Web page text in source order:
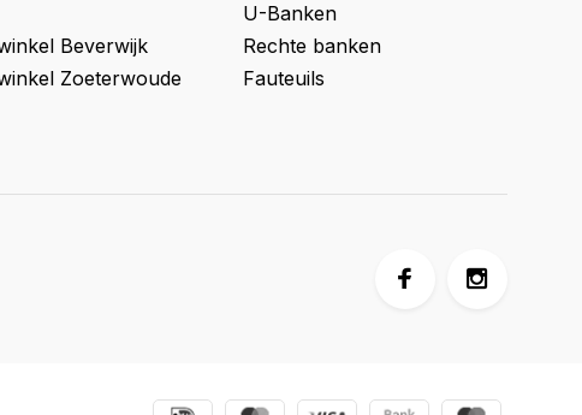
Beverwijk
Zoeterwoude
U-Banken
Rechte banken
Fauteuils